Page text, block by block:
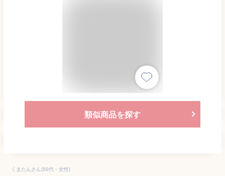
類似商品を探す
くまたんさん(50代・女性)